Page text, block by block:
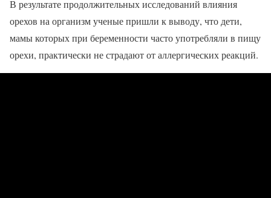
В результате продолжительных исследований влияния
орехов на организм ученые пришли к выводу, что дети,
мамы которых при беременности часто употребляли в пищу
орехи, практически не страдают от аллергических реакций.